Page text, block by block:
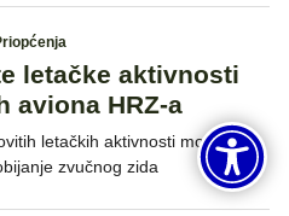
letačke aktivnosti
aviona HRZ-a
letačkih aktivnosti može se
zvučnog zida